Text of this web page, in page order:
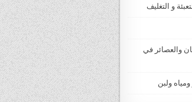
و التغليف
والعصائر في
ولبن